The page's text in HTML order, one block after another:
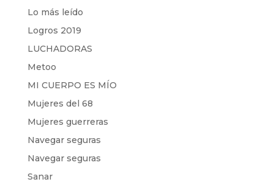
Lo más leído
Logros 2019
LUCHADORAS
Metoo
MI CUERPO ES MÍO
Mujeres del 68
Mujeres guerreras
Navegar seguras
Navegar seguras
Sanar